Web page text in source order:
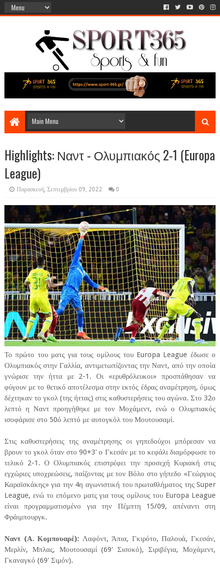
Highlights: Ναντ - Ολυμπιακός 2-1 (Europa
League)
Παρασκευή, Σεπτεμβρίου 09, 2022 0
Το πρώτο του ματς για τους ομίλους του Europa League έδωσε ο
Ολυμπιακός στην Γαλλία, αντιμετωπίζοντας την Ναντ, από την οποία
γνώρισε την ήττα με 2-1. Οι «ερυθρόλευκοι» προσπάθησαν να
φύγουν με το θετικό αποτέλεσμα στην εκτός έδρας αναμέτρηση, όμως
δέχτηκαν το γκολ (της ήττας) στις καθυστερήσεις του αγώνα. Στο 32ο
λεπτό η Ναντ προηγήθηκε με τον Μοχάμεντ, ενώ ο Ολυμπιακός
ισοφάρισε στο 50ό λεπτό με αυτογκόλ του Μουτουσαμί.
Στις καθυστερήσεις της αναμέτρησης οι γηπεδούχοι μπόρεσαν να
βρουν το γκολ όταν στο 90+3' ο Γκεσάν με το κεφάλι διαμόρφωσε το
τελικό 2-1. Ο Ολυμπιακός επιστρέφει την προσεχή Κυριακή στις
εγχώριες υποχρεώσεις, παίζοντας με τον Βόλο στο γήπεδο «Γεώργιος
Καραϊσκάκης» για την 4η αγωνιστική του πρωταθλήματος της Super
League, ενώ το επόμενο ματς για τους ομίλους του Europa League
είναι προγραμματισμένο για την Πέμπτη 15/09, απέναντι στη
Φράιμπουργκ.
Ναντ (Α. Κομπουαρέ): Λαφόντ, Άπια, Γκιρότο, Παλουά, Γκεσάν,
Μερλίν, Μπλας, Μουτουσαμί (69' Σισοκό), Σιριβέγια, Μοχάμεντ,
Γκαναγκό (69' Σιμόν).